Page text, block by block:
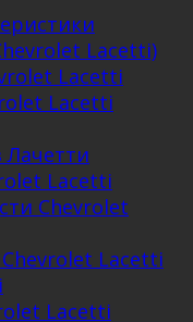
Lacetti)
Lacetti
Lacetti
Lacetti
Chevrolet
Lacetti
Lacetti